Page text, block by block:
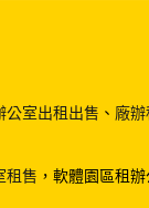
公室出租出售 、 廠
租售 ，軟體園區租